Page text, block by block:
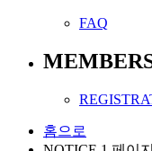
FAQ
홈으로